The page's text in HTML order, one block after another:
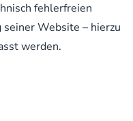
fehlerfreien
Website – hierzu
werden.